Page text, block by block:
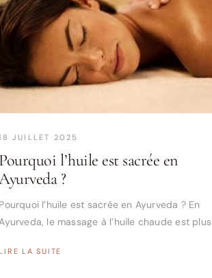
JUILLET 2025
Pourquoi l’huile est sacrée en
?
Pourquoi l’huile est sacrée en Ayurveda ? En
le massage à l’huile chaude est plus
LA SUITE